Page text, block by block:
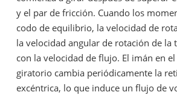
y el par de fricción. Cuando los
codo de equilibrio, la velocidad de
la velocidad angular de rotación de la
con la velocidad de flujo. El imán en
giratorio cambia periódicamente la
excéntrica, lo que induce un flujo de